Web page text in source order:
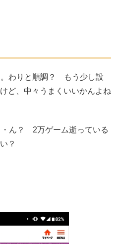
わりと順調？ もう少し設
ど、中々うまくいいかんよね
・ん？ 2万ゲーム逝っている
？